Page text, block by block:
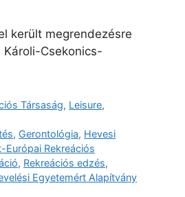
került megrendezésre
Károli-Csekonics-
Társaság, Leisure,
, Gerontológia, Hevesi
Európai Rekreációs
, Rekreációs edzés,
Egyetemért Alapítvány